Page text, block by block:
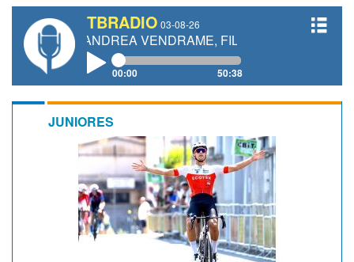
TBRADIO 03-08-26
ANDREA VENDRAME, FILIPPO FIORELLI
00:00 50:38
JUNIORES